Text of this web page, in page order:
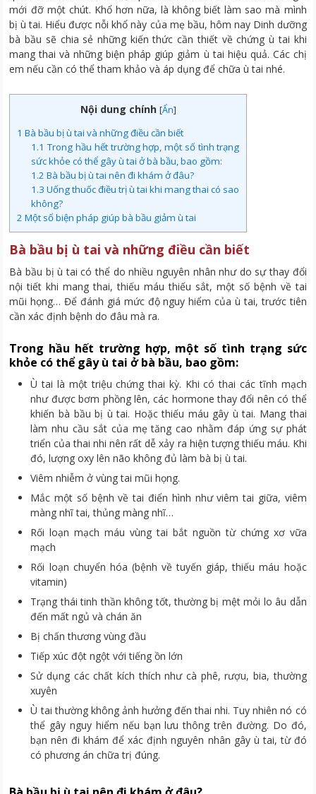
mới đỡ một chút. Khổ hơn nữa, là không biết làm sao mà mình
bị ù tai. Hiểu được nỗi khổ này của mẹ bầu, hôm nay Dinh dưỡng
bà bầu sẽ chia sẻ những kiến thức cần thiết về chứng ù tai khi
mang thai và những biện pháp giúp giảm ù tai hiệu quả. Các chị
em nếu cần có thể tham khảo và áp dụng để chữa ù tai nhé.
Nội dung chính [Ẩn]
1 Bà bầu bị ù tai và những điều cần biết
1.1 Trong hầu hết trường hợp, một số tình trạng
sức khỏe có thể gây ù tai ở bà bầu, bao gồm:
1.2 Bà bầu bị ù tai nên đi khám ở đâu?
1.3 Uống thuốc điều trị ù tai khi mang thai có sao
không?
2 Một số biện pháp giúp bà bầu giảm ù tai
Bà bầu bị ù tai và những điều cần biết
Bà bầu bị ù tai có thể do nhiều nguyên nhân như do sự thay đổi
nội tiết khi mang thai, thiếu máu thiếu sắt, một số bệnh về tai
mũi họng… Để đánh giá mức độ nguy hiểm của ù tai, trước tiên
cần xác định bệnh do đâu mà ra.
Trong hầu hết trường hợp, một số tình trạng sức
khỏe có thể gây ù tai ở bà bầu, bao gồm:
Ù tai là một triệu chứng thai kỳ. Khi có thai các tĩnh mạch
như được bơm phồng lên, các hormone thay đổi nên có thể
khiến bà bầu bị ù tai. Hoặc thiếu máu gây ù tai. Mang thai
làm nhu cầu sắt của mẹ tăng cao nhằm đáp ứng sự phát
triển của thai nhi nên rất dễ xảy ra hiện tượng thiếu máu. Khi
đó, lượng oxy lên não không đủ làm bà bị ù tai.
Viêm nhiễm ở vùng tai mũi họng.
Mắc một số bệnh về tai điển hình như viêm tai giữa, viêm
màng nhĩ tai, thủng màng nhĩ…
Rối loạn mạch máu vùng tai bắt nguồn từ chứng xơ vữa
mạch
Rối loạn chuyển hóa (bệnh về tuyến giáp, thiếu máu hoặc
vitamin)
Trạng thái tinh thần không tốt, thường bị mệt mỏi lo âu dẫn
đến mất ngủ và chán ăn
Bị chấn thương vùng đầu
Tiếp xúc đột ngột với tiếng ồn lớn
Sử dụng các chất kích thích như cà phê, rượu, bia, thường
xuyên
Ù tai thường không ảnh hưởng đến thai nhi. Tuy nhiên nó có
thể gây nguy hiểm nếu bạn lưu thông trên đường. Do đó,
bạn nên đi khám để xác định nguyên nhân gây ù tai, từ đó
có phương án chữa trị đúng.